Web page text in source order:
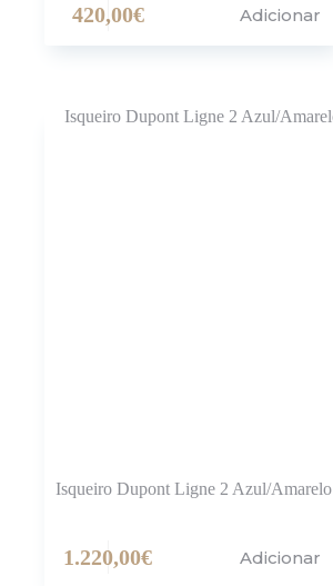
420,00€ Adicionar
Isqueiro Dupont Ligne 2 Azul/Amarelo
1.220,00€ Adicionar